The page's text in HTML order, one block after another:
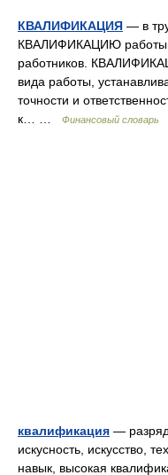
КВАЛИФИКАЦИЯ — в
КВАЛИФИКАЦИЮ
работников.
вида работы,
точности и
к… …
Финансовый словарь
квалификация —
искусность, искусство,
навык, высокая